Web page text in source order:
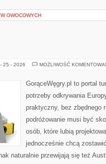
OWOCOWYCH
25 - 2026 MOŻLIWOŚĆ
GorąceWęgry.pl to portal
potrzeby odkrywania
praktyczny, bez zbędnego
podróżowanie musi być
osób, które lubią
jednocześnie chcą
naturalnie przewijają się też